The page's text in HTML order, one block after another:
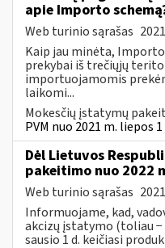
apie Importo
Web turinio sąrašas
Kaip jau minėta,
prekybai iš trečiųjų
importuojamomis
laikomi...
Mokesčių įstatymų
PVM nuo 2021 m. liepos 1
Dėl Lietuvos
pakeitimo nuo 2022
Web turinio sąrašas
Informuojame, kad,
akcizų įstatymo (toliau −
sausio 1 d. keičiasi